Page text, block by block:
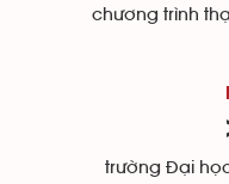
chương trình
trường Đại